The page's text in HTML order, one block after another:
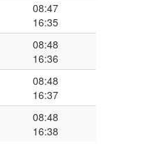
08:47
16:35
08:48
16:36
08:48
16:37
08:48
16:38